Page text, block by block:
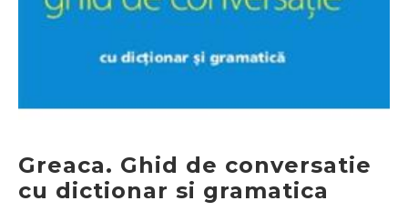
Greaca. Ghid de conversatie
cu dictionar si gramatica